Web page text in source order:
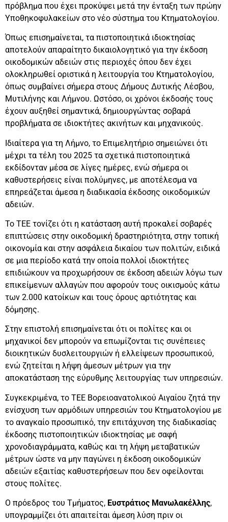
πρόβλημα που έχει προκύψει μετά την ένταξη των πρώην
Υποθηκοφυλακείων στο νέο σύστημα του Κτηματολογίου.
Όπως επισημαίνεται, τα πιστοποιητικά ιδιοκτησίας
αποτελούν απαραίτητο δικαιολογητικό για την έκδοση
οικοδομικών αδειών στις περιοχές όπου δεν έχει
ολοκληρωθεί οριστικά η λειτουργία του Κτηματολογίου,
όπως συμβαίνει σήμερα στους Δήμους Δυτικής Λέσβου,
Μυτιλήνης και Λήμνου. Ωστόσο, οι χρόνοι έκδοσής τους
έχουν αυξηθεί σημαντικά, δημιουργώντας σοβαρά
προβλήματα σε ιδιοκτήτες ακινήτων και μηχανικούς.
Ιδιαίτερα για τη Λήμνο, το Επιμελητήριο σημειώνει ότι
μέχρι τα τέλη του 2025 τα σχετικά πιστοποιητικά
εκδίδονταν μέσα σε λίγες ημέρες, ενώ σήμερα οι
καθυστερήσεις είναι πολύμηνες, με αποτέλεσμα να
επηρεάζεται άμεσα η διαδικασία έκδοσης οικοδομικών
αδειών.
Το ΤΕΕ τονίζει ότι η κατάσταση αυτή προκαλεί σοβαρές
επιπτώσεις στην οικοδομική δραστηριότητα, στην τοπική
οικονομία και στην ασφάλεια δικαίου των πολιτών, ειδικά
σε μια περίοδο κατά την οποία πολλοί ιδιοκτήτες
επιδιώκουν να προχωρήσουν σε έκδοση αδειών λόγω των
επικείμενων αλλαγών που αφορούν τους οικισμούς κάτω
των 2.000 κατοίκων και τους όρους αρτιότητας και
δόμησης.
Στην επιστολή επισημαίνεται ότι οι πολίτες και οι
μηχανικοί δεν μπορούν να επωμίζονται τις συνέπειες
διοικητικών δυσλειτουργιών ή ελλείψεων προσωπικού,
ενώ ζητείται η λήψη άμεσων μέτρων για την
αποκατάσταση της εύρυθμης λειτουργίας των υπηρεσιών.
Συγκεκριμένα, το ΤΕΕ Βορειοανατολικού Αιγαίου ζητά την
ενίσχυση των αρμόδιων υπηρεσιών του Κτηματολογίου με
το αναγκαίο προσωπικό, την επιτάχυνση της διαδικασίας
έκδοσης πιστοποιητικών ιδιοκτησίας με σαφή
χρονοδιαγράμματα, καθώς και τη λήψη μεταβατικών
μέτρων ώστε να μην παγώνει η έκδοση οικοδομικών
αδειών εξαιτίας καθυστερήσεων που δεν οφείλονται
στους πολίτες.
Ο πρόεδρος του Τμήματος, Ευστράτιος Μανωλακέλλης,
υπογραμμίζει ότι απαιτείται άμεση λύση πριν οι